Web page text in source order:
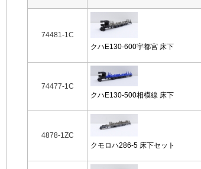
74481-1C
クハE130-600宇都宮 床下
74477-1C
クハE130-500相模線 床下
4878-1ZC
クモロハ286-5 床下セット